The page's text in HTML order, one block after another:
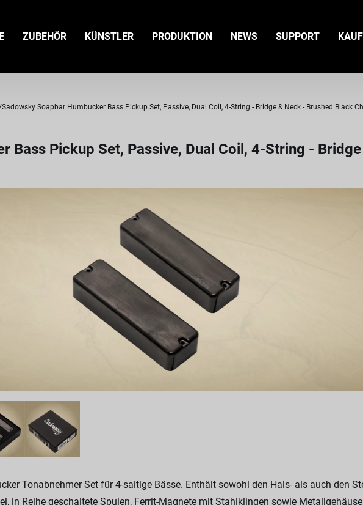
ZUBEHÖR KÜNSTLER PRODUKTION NEWS SUPPORT
Sadowsky Soapbar Humbucker Bass Pickup Set, Passive, Dual Coil, 4-String - Bridge & Neck - Brushed Black
Bass Pickup Set, Passive, Dual Coil, 4-String -
Tonabnehmer Set für 4-saitige Bässe. Enthält sowohl den Hals- als auch den
in Reihe geschaltete Spulen, Ferrit-Magnete mit Stahlklingen sowie